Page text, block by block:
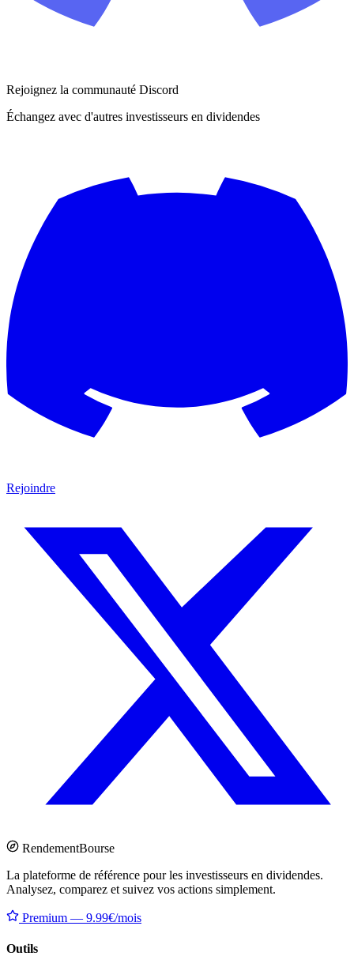
Rejoignez la communauté Discord
Échangez avec d'autres investisseurs en dividendes
Rejoindre
RendementBourse
La plateforme de référence pour les investisseurs en dividendes.
Analysez, comparez et suivez vos actions simplement.
Premium — 9.99€/mois
Outils